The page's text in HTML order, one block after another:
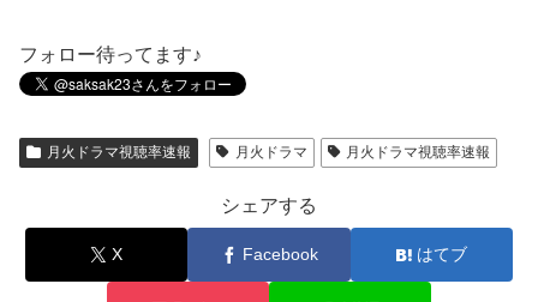
フォロー待ってます♪
月火ドラマ視聴率速報 月火ドラマ 月火ドラマ視聴率速報
シェアする
X Facebook はてブ